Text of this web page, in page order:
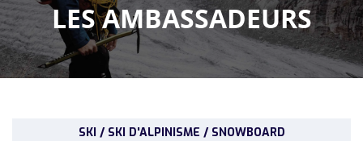
LES AMBASSADEURS
SKI / SKI D'ALPINISME / SNOWBOARD